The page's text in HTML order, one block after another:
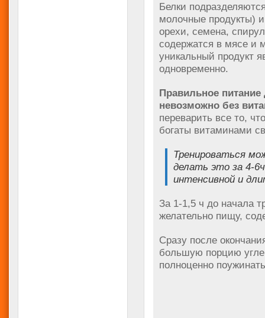
Белки
молочные продукты)
орехи, семена,
содержатся в мясе и
уникальный продукт
одновременно.
Правильное
невозможно без
переварить все то,
богаты витаминами
Тренироваться
делать это за 4-
интенсивной и
За 1-1,5 ч до начала
желательно пищу,
Сразу после
большую порцию
полноценно